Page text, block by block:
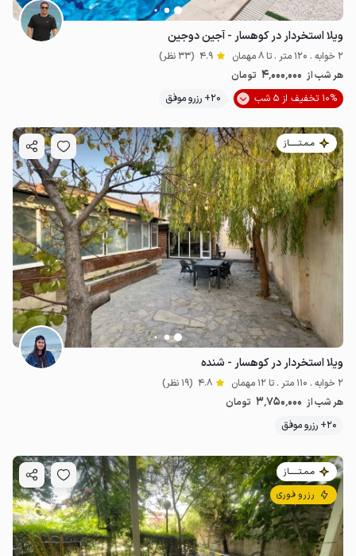
ویلا استخردار در کوهسار - آجین دوجین
2 خوابه . 120 متر . تا 8 مهمان 4.9 (33 نظر)
هر شب از 4٬000٬000 تومان
10% تخفیف از 5 شب
20+ رزرو موفق
مـمـتــــــاز
ویلا استخردار در کوهسار - شنده
2 خوابه . 110 متر . تا 12 مهمان 4.8 (19 نظر)
هر شب از 3٬750٬000 تومان
20+ رزرو موفق
مـمـتــــــاز
رزرو فوری